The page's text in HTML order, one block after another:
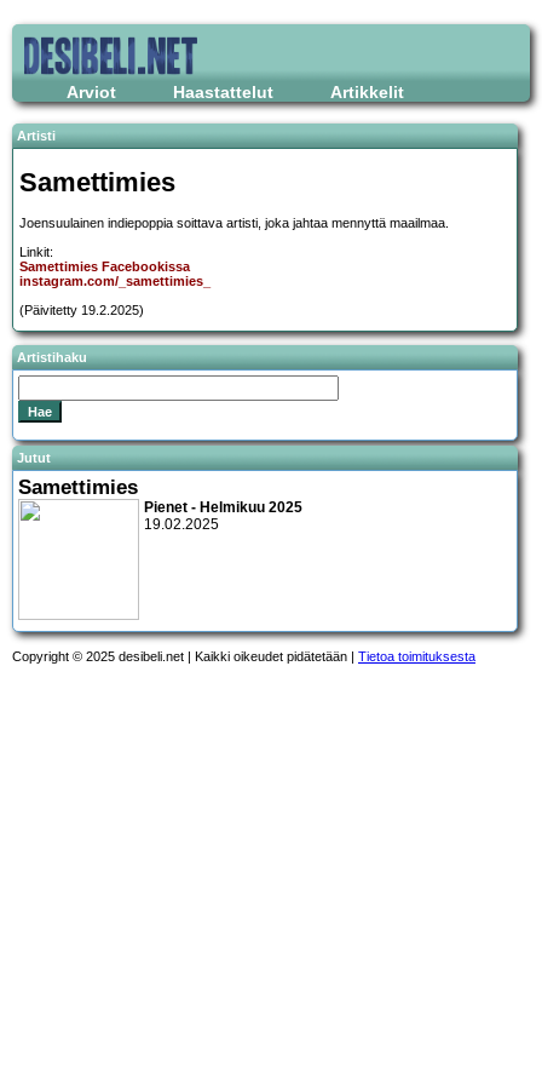
Arviot Haastattelut Artikkelit
Artisti
Samettimies
Joensuulainen indiepoppia soittava artisti, joka jahtaa mennyttä maailmaa.
Linkit:
Samettimies Facebookissa
instagram.com/_samettimies_
(Päivitetty 19.2.2025)
Artistihaku
Jutut
Samettimies
Pienet - Helmikuu 2025
19.02.2025
Copyright © 2025 desibeli.net | Kaikki oikeudet pidätetään | Tietoa toimituksesta